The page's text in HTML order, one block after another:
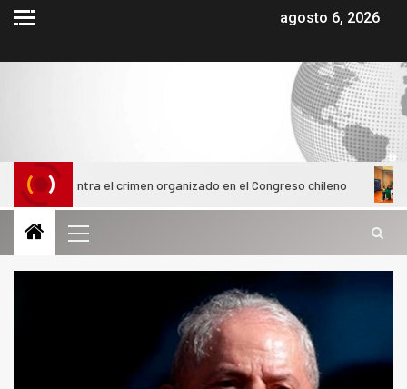
agosto 6, 2026
contra el crimen organizado en el Congreso chileno